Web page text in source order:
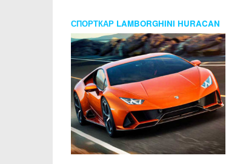
СПОРТКАР LAMBORGHINI HURACAN
EVO COUPE